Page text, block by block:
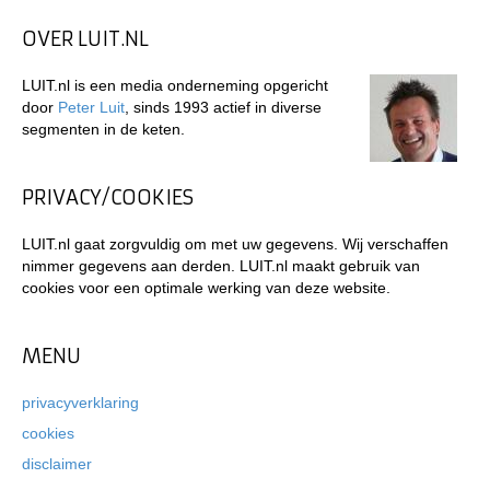
OVER LUIT.NL
LUIT.nl is een media onderneming opgericht
door Peter Luit , sinds 1993 actief in diverse
segmenten in de keten.
PRIVACY/COOKIES
LUIT.nl gaat zorgvuldig om met uw gegevens. Wij verschaffen
nimmer gegevens aan derden. LUIT.nl maakt gebruik van
cookies voor een optimale werking van deze website.
MENU
privacyverklaring
cookies
disclaimer